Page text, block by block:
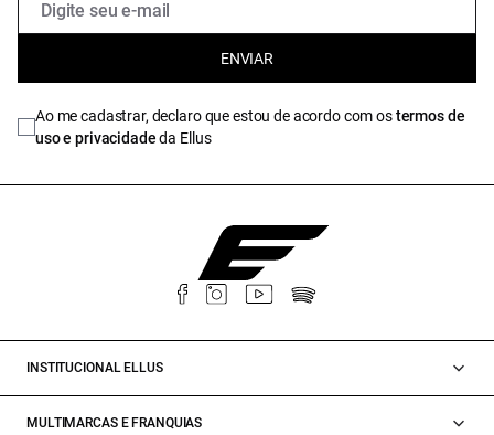
ENVIAR
Ao me cadastrar, declaro que estou de acordo com ostermos de
uso e privacidadeda Ellus
INSTITUCIONAL ELLUS
MULTIMARCAS E FRANQUIAS